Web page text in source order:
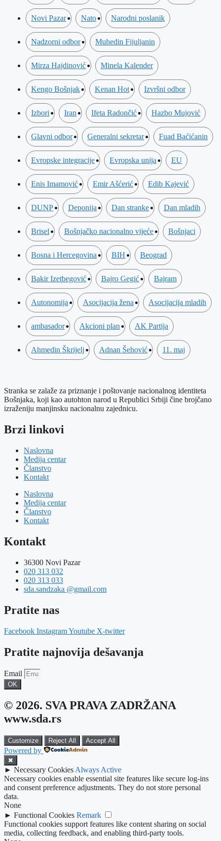
Novi Pazar Nato Narodni poslanik
Nadzorni odbor Muhedin Fijuljanin
Mirza Hajdinović Minela Kalender
Kengo Bošnjak Kenan Hot Izvršni odbor
Izbori Iran Ifeta Radončić Hazbo Mujović
Glavni odbor Generalni sekretar Fuad Baćićanin
Evropske integracije Evropska unija EU
Enis Imamović Emir Ašćerić Edib Kajević
DUNP Deponija Dan stranke Dan mladih
Brisel Bošnjačko nacionalno vijeće Bošnjaci
Bosna i Hercegovina BIH Beograd
Bakir Izetbegović Bajro Gegić Bajram
Autonomija Asocijacija žena Asocijacija mladih
ambasador Akcioni plan AK Partija
Ahmedin Škrijelj Adnan Šehović 11. maj
Stranka se zalaže za priznanje i poštovanje nacionalnog identiteta
Bošnjaka, koji kao autohton narod u Republici Srbiji čine brojčano
izraženiju manjinsku nacionalnu zajednicu.
Brzi linkovi
Naslovna
Medija centar
Članstvo
Kontakt
Naslovna
Medija centar
Članstvo
Kontakt
Kontakt
36300 Novi Pazar
020 313 032
020 313 033
sda.sandzaka @gmail.com
Pratite nas
Facebook InstagramYoutube X-twitter
Pratite najnovija dešavanja
Email
OK
© 2026. SVA PRAVA ZADRŽANA
www.sda.rs
Customize Reject All Accept All
Powered by
✖
► Necessary Cookies Always Active
Necessary cookies enable essential site features like secure log-ins
and consent preference adjustments. They do not store personal
data.
None
► Functional Cookies Remark
Functional cookies support features like content sharing on social
media, collecting feedback, and enabling third-party tools.